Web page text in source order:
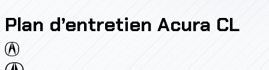
Plan d’entretien Acura CL